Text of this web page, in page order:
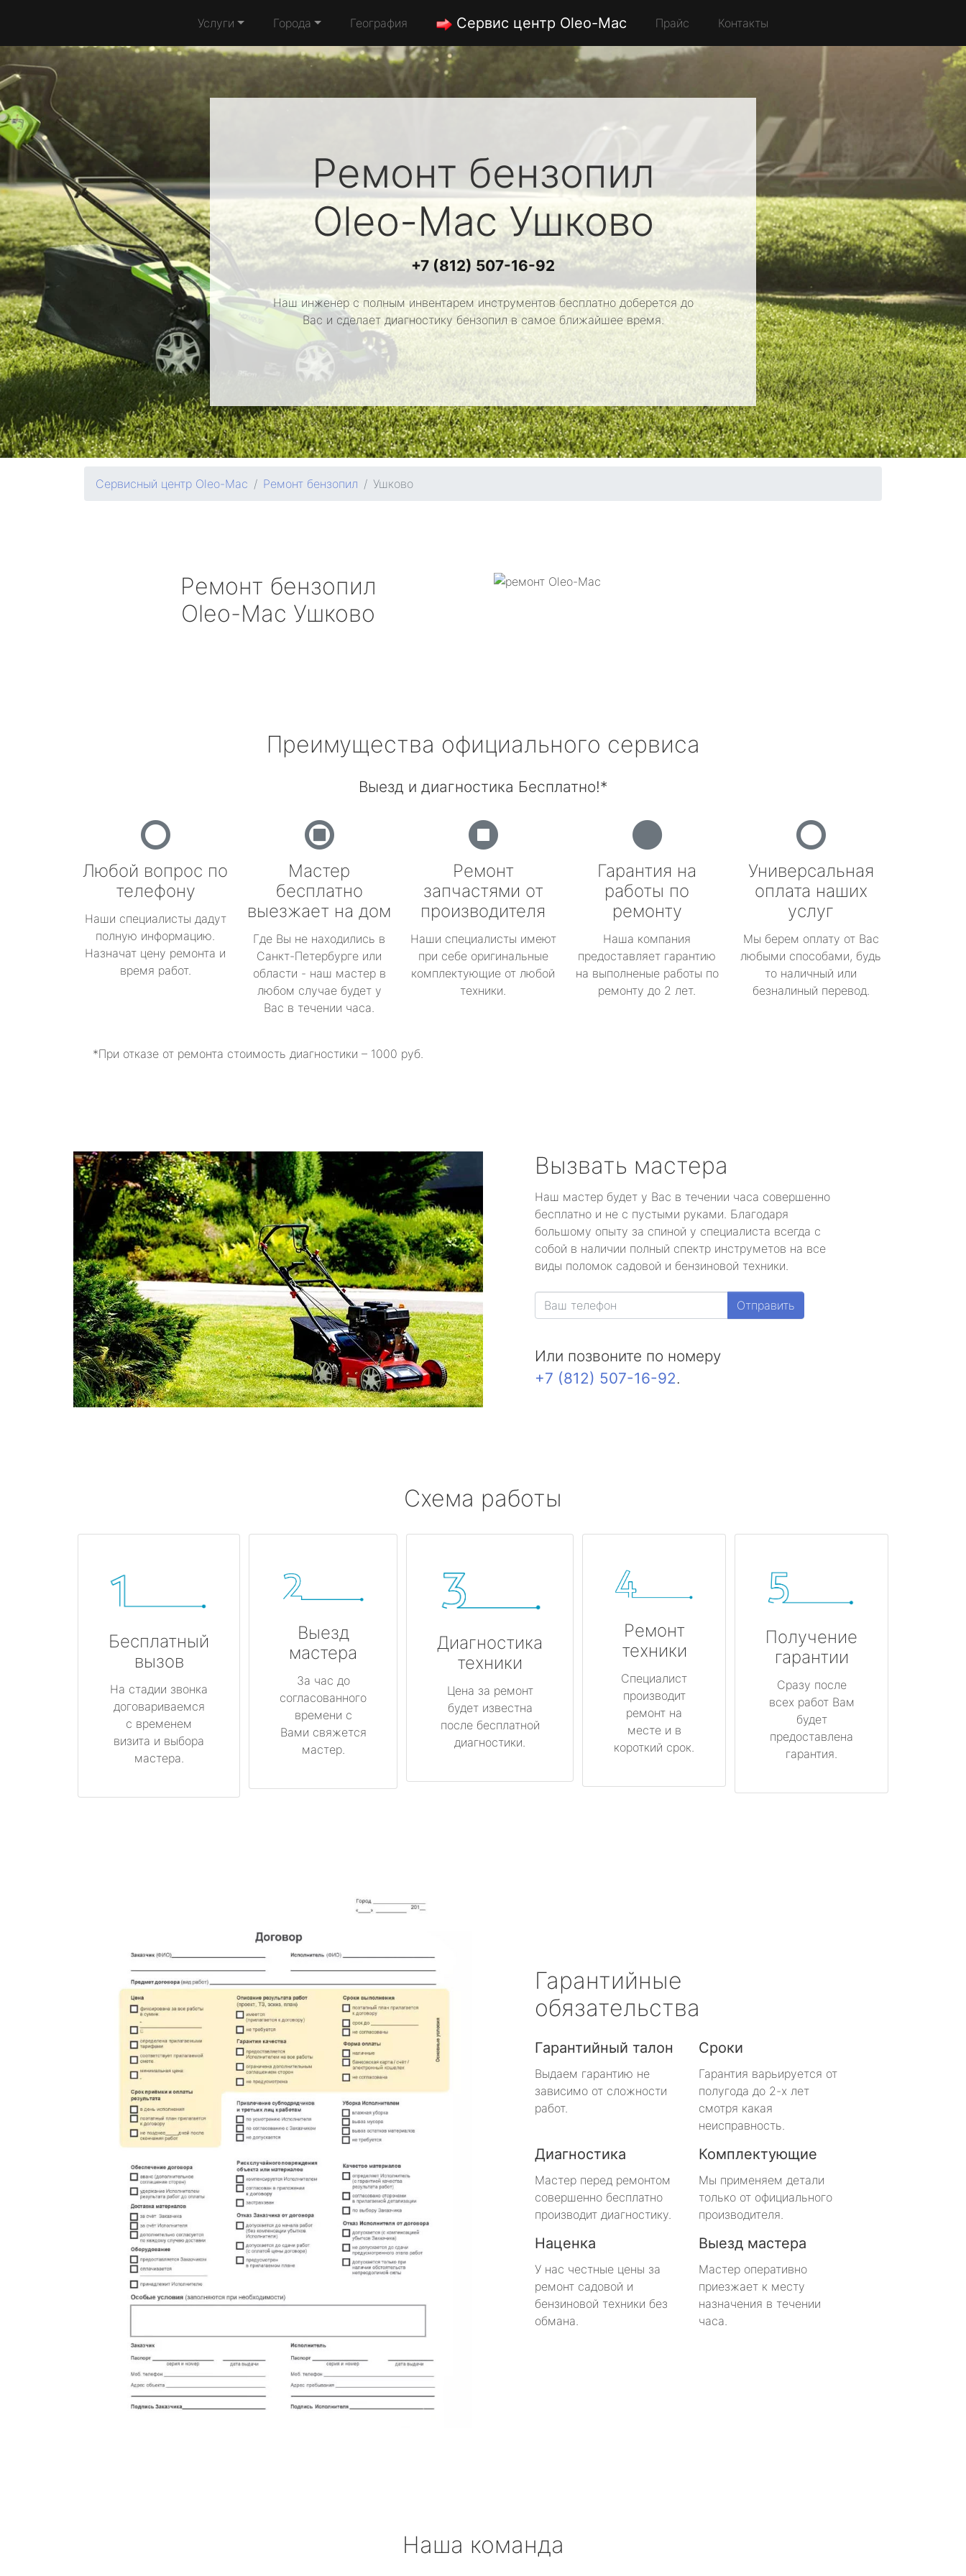
Услуги Города География Сервис центр Oleo-Mac Прайс Контакты
Ремонт бензопил
Oleo-MacУшково
+7 (812) 507-16-92
Наш инженер с полным инвентарем инструментов бесплатно доберется до
Вас и сделает диагностику бензопил в самое ближайшее время.
Сервисный центр Oleo-Mac Ремонт бензопил Ушково
Ремонт бензопил
Oleo-Mac Ушково
Преимущества официального сервиса
Выезд и диагностика Бесплатно!*
Любой вопрос по
телефону
Наши специалисты дадут
полную информацию.
Назначат цену ремонта и
время работ.
Мастер
бесплатно
выезжает на дом
Где Вы не находились в
Санкт-Петербурге или
области - наш мастер в
любом случае будет у
Вас в течении часа.
Ремонт
запчастями от
производителя
Наши специалисты имеют
при себе оригинальные
комплектующие от любой
техники.
Гарантия на
работы по
ремонту
Наша компания
предоставляет гарантию
на выполненые работы по
ремонту до 2 лет.
Универсальная
оплата наших
услуг
Мы берем оплату от Вас
любыми способами, будь
то наличный или
безналиный перевод.
*При отказе от ремонта стоимость диагностики – 1000 руб.
Вызвать мастера
Наш мастер будет у Вас в течении часа совершенно
бесплатно и не с пустыми руками. Благодаря
большому опыту за спиной у специалиста всегда с
собой в наличии полный спектр инструметов на все
виды поломок садовой и бензиновой техники.
Отправить
Или позвоните по номеру
+7 (812) 507-16-92.
Схема работы
Бесплатный
вызов
На стадии звонка
договариваемся
с временем
визита и выбора
мастера.
Выезд
мастера
За час до
согласованного
времени с
Вами свяжется
мастер.
Диагностика
техники
Цена за ремонт
будет известна
после бесплатной
диагностики.
Ремонт
техники
Специалист
производит
ремонт на
месте и в
короткий срок.
Получение
гарантии
Сразу после
всех работ Вам
будет
предоставлена
гарантия.
Гарантийные
обязательства
Гарантийный талон
Выдаем гарантию не
зависимо от сложности
работ.
Сроки
Гарантия варьируется от
полугода до 2-х лет
смотря какая
неисправность.
Диагностика
Мастер перед ремонтом
совершенно бесплатно
производит диагностику.
Комплектующие
Мы применяем детали
только от официального
производителя.
Наценка
У нас честные цены за
ремонт садовой и
бензиновой техники без
обмана.
Выезд мастера
Мастер оперативно
приезжает к месту
назначения в течении
часа.
Наша команда